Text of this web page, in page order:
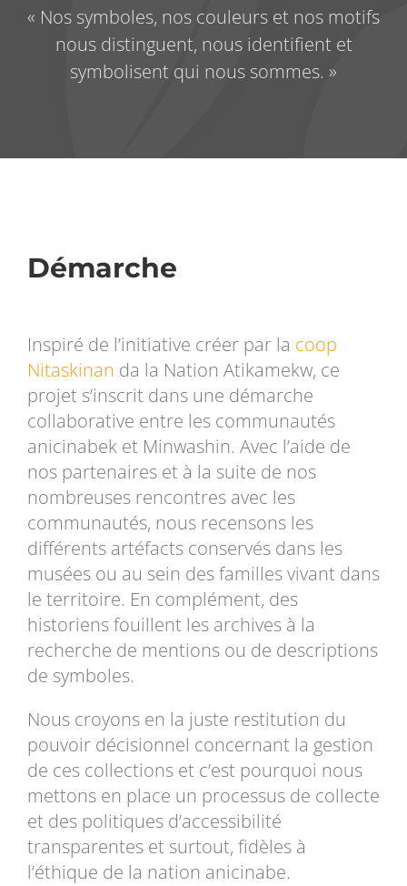
« Nos symboles, nos couleurs et nos motifs
nous distinguent, nous identifient et
symbolisent qui nous sommes. »
Démarche
Inspiré de l’initiative créer par la coop
Nitaskinan da la Nation Atikamekw, ce
projet s’inscrit dans une démarche
collaborative entre les communautés
anicinabek et Minwashin. Avec l’aide de
nos partenaires et à la suite de nos
nombreuses rencontres avec les
communautés, nous recensons les
différents artéfacts conservés dans les
musées ou au sein des familles vivant dans
le territoire. En complément, des
historiens fouillent les archives à la
recherche de mentions ou de descriptions
de symboles.
Nous croyons en la juste restitution du
pouvoir décisionnel concernant la gestion
de ces collections et c’est pourquoi nous
mettons en place un processus de collecte
et des politiques d’accessibilité
transparentes et surtout, fidèles à
l’éthique de la nation anicinabe.